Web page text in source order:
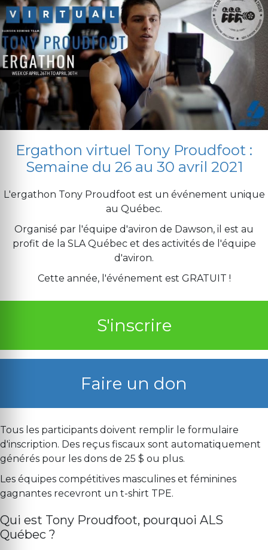
Ergathon virtuel Tony Proudfoot :
Semaine du 26 au 30 avril 2021
L'ergathon Tony Proudfoot est un événement unique
au Québec.
Organisé par l'équipe d'aviron de Dawson, il est au
profit de la SLA Québec et des activités de l'équipe
d'aviron.
Cette année, l'événement est GRATUIT !
S'inscrire
Faire un don
Tous les participants doivent remplir le formulaire
d'inscription. Des reçus fiscaux sont automatiquement
générés pour les dons de 25 $ ou plus.
Les équipes compétitives masculines et féminines
gagnantes recevront un t-shirt TPE.
Qui est Tony Proudfoot, pourquoi ALS
Québec ?